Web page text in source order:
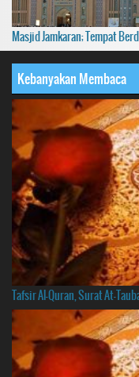
Masjid Jamkaran; Tempat
Kebanyakan Membaca
Tafsir Al-Quran, Surat At-